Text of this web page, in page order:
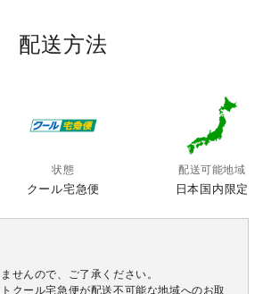
配送方法
状態
クール宅急便
配送可能地域
日本国内限定
せんので、ご了承ください。
クール宅急便が配送不可能な地域へのお取